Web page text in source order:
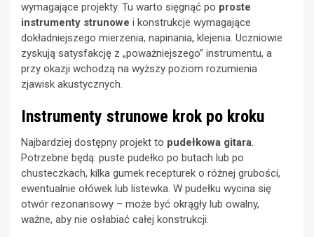
wymagające projekty. Tu warto sięgnąć po proste
instrumenty strunowe i konstrukcje wymagające
dokładniejszego mierzenia, napinania, klejenia. Uczniowie
zyskują satysfakcję z „poważniejszego” instrumentu, a
przy okazji wchodzą na wyższy poziom rozumienia
zjawisk akustycznych.
Instrumenty strunowe krok po kroku
Najbardziej dostępny projekt to pudełkowa gitara.
Potrzebne będą: puste pudełko po butach lub po
chusteczkach, kilka gumek recepturek o różnej grubości,
ewentualnie ołówek lub listewka. W pudełku wycina się
otwór rezonansowy – może być okrągły lub owalny,
ważne, aby nie osłabiać całej konstrukcji.